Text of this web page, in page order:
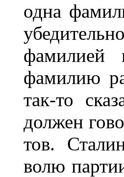
одна
фамилией
фамилию
так-то
должен
тов.
волю